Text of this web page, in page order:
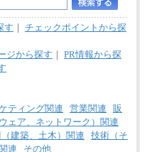
す ｜ チェックポイントから探
ジから探す ｜ PR情報から探
ティング関連 営業関連
販
ェア、ネットワーク）関連
建築、土木）関連
技術（そ
連 その他